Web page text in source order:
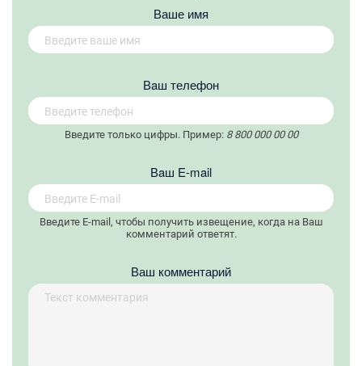
Ваше имя
Вaш телефон
Введите только цифры. Пример: 8 800 000 00 00
Вaш E-mail
Введите E-mail, чтобы получить извещение, когда на Ваш
комментарий ответят.
Ваш комментарий